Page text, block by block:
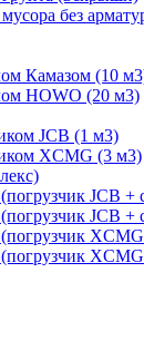
без
Камазом (10
HOWO (20 м3)
JCB (1 м3)
XCMG (3 м3)
JCB +
JCB +